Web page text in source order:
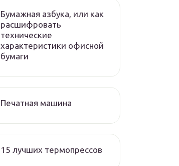
Бумажная азбука, или как
расшифровать
технические
характеристики офисной
бумаги
Печатная машина
15 лучших термопрессов